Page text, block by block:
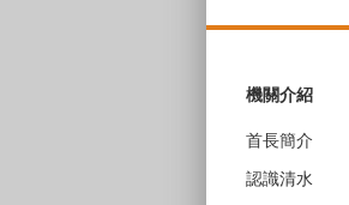
機關介紹
首長簡介
認識清水